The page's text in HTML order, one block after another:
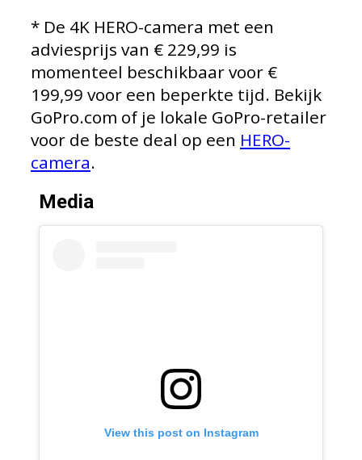
* De 4K HERO-camera met een
adviesprijs van € 229,99 is
momenteel beschikbaar voor €
199,99 voor een beperkte tijd. Bekijk
GoPro.com of je lokale GoPro-retailer
voor de beste deal op een HERO-
camera.
Media
View this post on Instagram